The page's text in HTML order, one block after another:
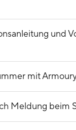
und
mit
Meldung beim